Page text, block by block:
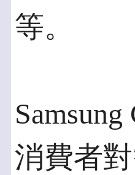
等。
消費者